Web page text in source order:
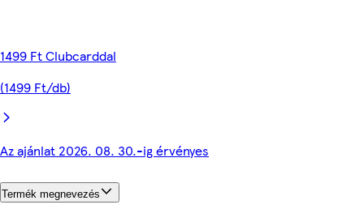
1499 Ft Clubcarddal
(1499 Ft/db)
Az ajánlat 2026. 08. 30.-ig érvényes
Termék megnevezés